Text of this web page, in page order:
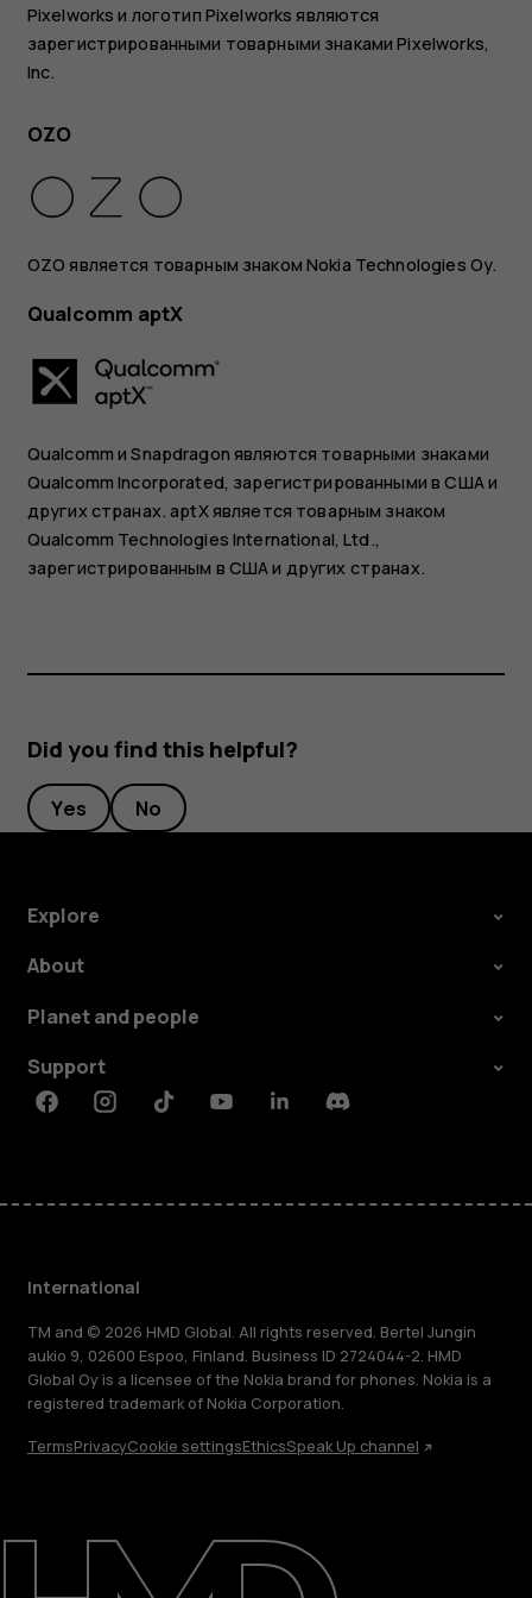
Repair, reuse, recycle
Sustainability
Pixelworks и логотип Pixelworks являются
зарегистрированными товарными знаками Pixelworks,
Inc.
OZO
OZO является товарным знаком Nokia Technologies Oy.
Qualcomm aptX
Qualcomm и Snapdragon являются товарными знаками
Qualcomm Incorporated, зарегистрированными в США и
других странах. aptX является товарным знаком
Qualcomm Technologies International, Ltd.,
зарегистрированным в США и других странах.
Did you find this helpful?
Yes No
Explore
About
Planet and people
Support
FacebookInstagramTiktokYoutubeLinkedinDiscord
International
TM and © 2026 HMD Global. All rights reserved. Bertel Jungin
aukio 9, 02600 Espoo, Finland. Business ID 2724044-2. HMD
Global Oy is a licensee of the Nokia brand for phones. Nokia is a
registered trademark of Nokia Corporation.
TermsPrivacyCookie settingsEthicsSpeak Up channel